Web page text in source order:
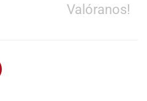
Valóranos!